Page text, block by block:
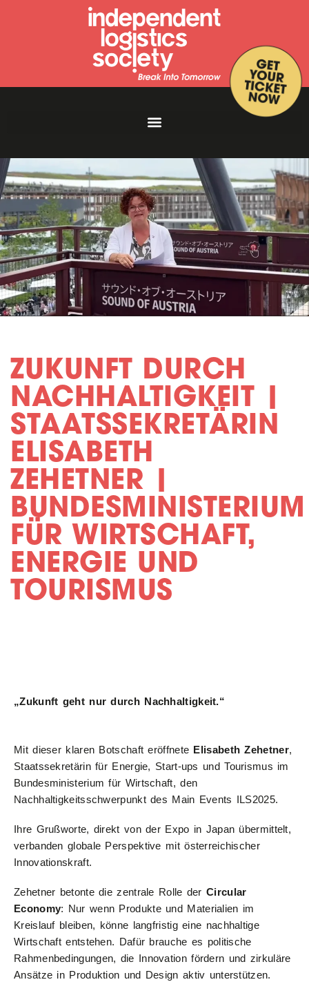
ZUKUNFT DURCH
NACHHALTIGKEIT |
STAATSSEKRETÄRIN
ELISABETH
ZEHETNER |
BUNDESMINISTERIUM
FÜR WIRTSCHAFT,
ENERGIE UND
TOURISMUS
„Zukunft geht nur durch Nachhaltigkeit.“
Mit dieser klaren Botschaft eröffnete Elisabeth Zehetner,
Staatssekretärin für Energie, Start-ups und Tourismus im
Bundesministerium für Wirtschaft, den
Nachhaltigkeitsschwerpunkt des Main Events ILS2025.
Ihre Grußworte, direkt von der Expo in Japan übermittelt,
verbanden globale Perspektive mit österreichischer
Innovationskraft.
Zehetner betonte die zentrale Rolle der Circular
Economy: Nur wenn Produkte und Materialien im
Kreislauf bleiben, könne langfristig eine nachhaltige
Wirtschaft entstehen. Dafür brauche es politische
Rahmenbedingungen, die Innovation fördern und zirkuläre
Ansätze in Produktion und Design aktiv unterstützen.